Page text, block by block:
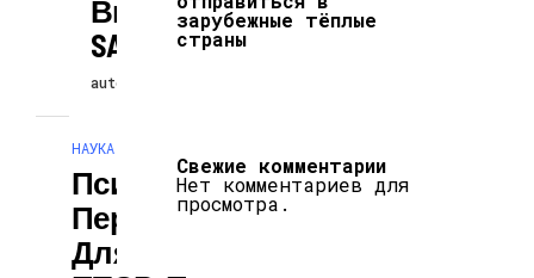
Вызванной
SARS-CoV-2
autopodcast
НАУКА И ТЕХНОЛОГИИ
Психоделики
Перспективны
Для Лечения
зарубежные тёплые
страны
Свежие комментарии
Нет комментариев для
просмотра.